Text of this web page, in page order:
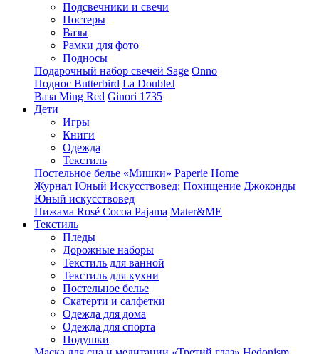
Подсвечники и свечи
Постеры
Вазы
Рамки для фото
Подносы
Подарочный набор свечей Sage Onno
Поднос Butterbird La DoubleJ
Ваза Ming Red Ginori 1735
Дети
Игры
Книги
Одежда
Текстиль
Постельное белье «Мишки» Paperie Home
Журнал Юный Искусствовед: Похищение Джоконды
Юный искусствовед
Пижама Rosé Cocoa Pajama Mater&ME
Текстиль
Пледы
Дорожные наборы
Текстиль для ванной
Текстиль для кухни
Постельное белье
Скатерти и салфетки
Одежда для дома
Одежда для спорта
Подушки